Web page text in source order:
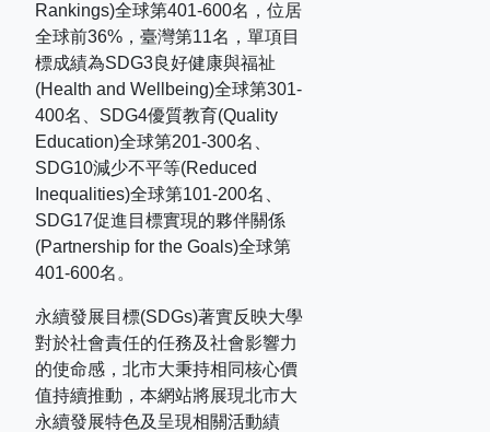
Rankings)全球第401-600名，位居
全球前36% ，臺灣第11名，單項目
標成績為SDG3良好健康與福祉
(Health and Wellbeing)全球第301-
400名、 SDG4優質教育(Quality
Education)全球第201-300名、
SDG10減少不平等(Reduced
Inequalities)全球第101-200名、
SDG17促進目標實現的夥伴關係
(Partnership for the Goals)全球第
401-600名。
永續發展目標(SDGs)著實反映大學
對於社會責任的任務及社會影響力
的使命感，北市大秉持相同核心價
值持續推動，本網站將展現北市大
永續發展特色及呈現相關活動績